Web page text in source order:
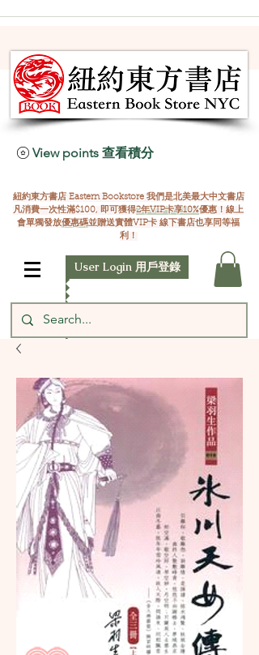
View points 查看積分
紐約東方書店 Eastern Bookstore 我們是北美最大中文書店
凡消費一次性滿$100, 即可獲得2年VIP卡享10%優惠！線上
會單獨發放優惠碼並贈送實體VIP卡 線下書店也享同等福
利！
User Login 用戶登錄